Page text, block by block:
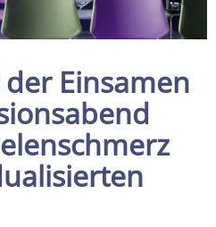
Einsamen